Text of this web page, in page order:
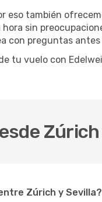
eso también
sin
con preguntas
tu vuelo con
Zúrich y Sevilla?